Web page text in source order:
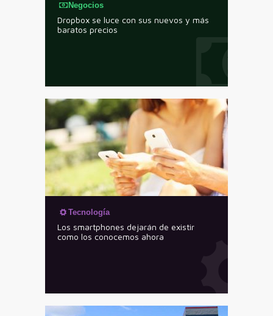
Negocios
Dropbox se luce con sus nuevos y más
baratos precios
Tecnología
Los smartphones dejarán de existir
como los conocemos ahora